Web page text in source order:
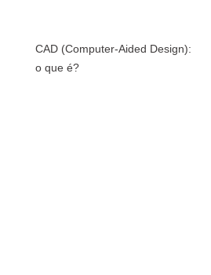
CAD (Computer-Aided Design):
o que é?